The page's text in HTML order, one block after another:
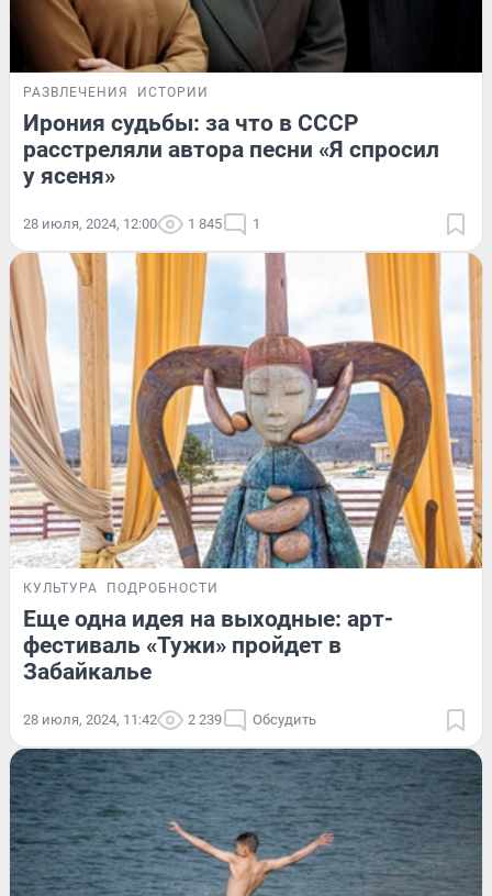
РАЗВЛЕЧЕНИЯ ИСТОРИИ
Ирония судьбы: за что в СССР
расстреляли автора песни «Я спросил
у ясеня»
28 июля, 2024, 12:00 1 845 1
КУЛЬТУРА ПОДРОБНОСТИ
Еще одна идея на выходные: арт-
фестиваль «Тужи» пройдет в
Забайкалье
28 июля, 2024, 11:42 2 239 Обсудить